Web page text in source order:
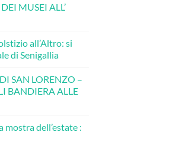
MUSEI ALL’
all’Altro: si
di Senigallia
SAN LORENZO –
BANDIERA ALLE
mostra dell’estate :